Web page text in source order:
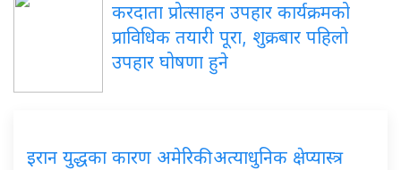
करदाता प्रोत्साहन उपहार कार्यक्रमको
प्राविधिक तयारी पूरा, शुक्रबार पहिलो
उपहार घोषणा हुने
इरान युद्धका कारण अमेरिकी अत्याधुनिक क्षेप्यास्त्र